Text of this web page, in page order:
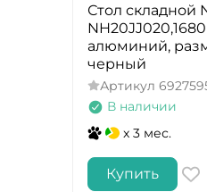
Стол складной
алюминий,
черный
Артикул
В наличии
x 3 мес.
Купить